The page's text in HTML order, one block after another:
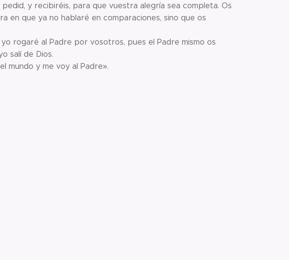
y recibiréis, para que vuestra alegría sea completa. Os
en que ya no hablaré en comparaciones, sino que os
rogaré al Padre por vosotros, pues el Padre mismo os
salí de Dios.
mundo y me voy al Padre».